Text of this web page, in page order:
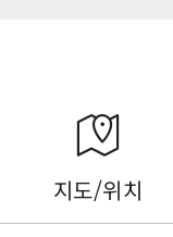
지도/위치